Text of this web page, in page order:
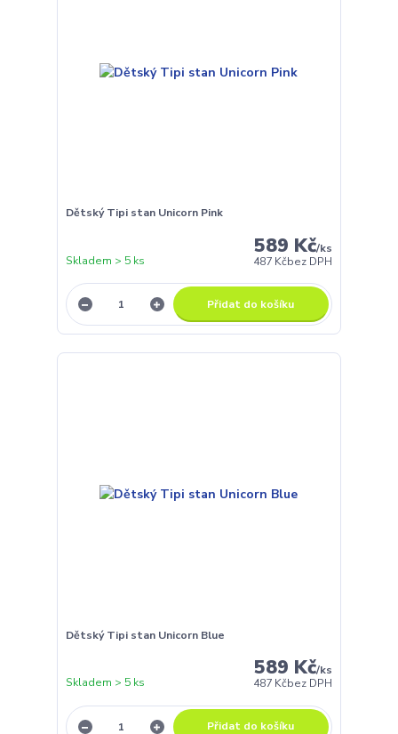
Dětský Tipi stan Unicorn Pink
589 Kč/ks
487 Kčbez DPH
Skladem > 5 ks
Přidat do košíku
Dětský Tipi stan Unicorn Blue
589 Kč/ks
487 Kčbez DPH
Skladem > 5 ks
Přidat do košíku